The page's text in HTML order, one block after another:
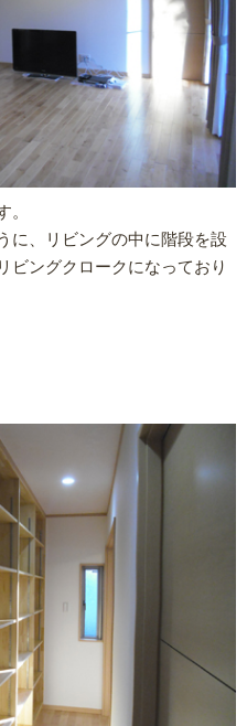
。
に、リビングの中に階段を設
ビングクロークになっており